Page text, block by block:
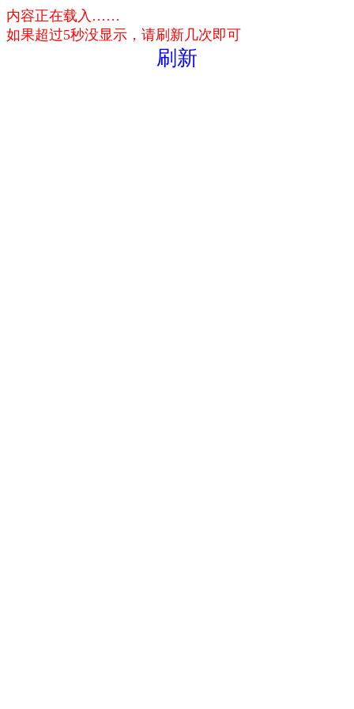
内容正在载入……
如果超过5秒没显示，请刷新几次即可
刷新